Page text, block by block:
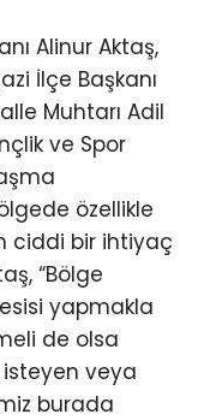
Alinur Aktaş,
İlçe Başkanı
Muhtarı Adil
ve Spor
özellikle
ciddi bir ihtiyaç
“Bölge
yapmakla
de olsa
veya
burada